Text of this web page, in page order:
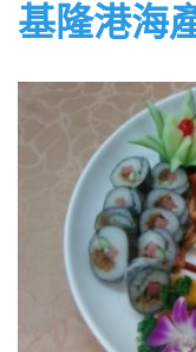
基隆港海